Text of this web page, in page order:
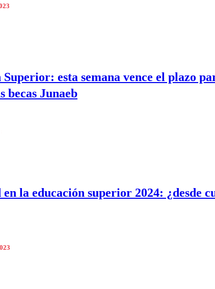
esta semana vence el plazo
becas Junaeb
la educación superior 2024: ¿desde